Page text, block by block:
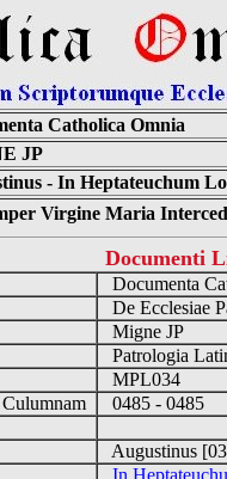
Catholica Omnia
JP
- In Heptateuchum
Virgine Maria
Documenti
Documenta
De Ecclesiae
Migne JP
Patrologia
MPL034
0485 - 0485
Augustinus
In